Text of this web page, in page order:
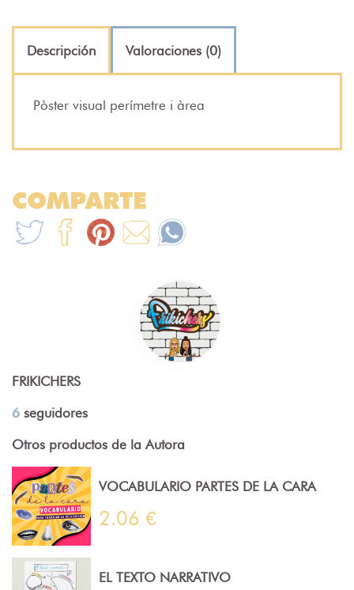
Descripción Valoraciones (0)
Pòster visual perímetre i àrea
COMPARTE
FRIKICHERS
6 seguidores
Otros productos de la Autora
VOCABULARIO PARTES DE LA CARA
2.06 €
EL TEXTO NARRATIVO